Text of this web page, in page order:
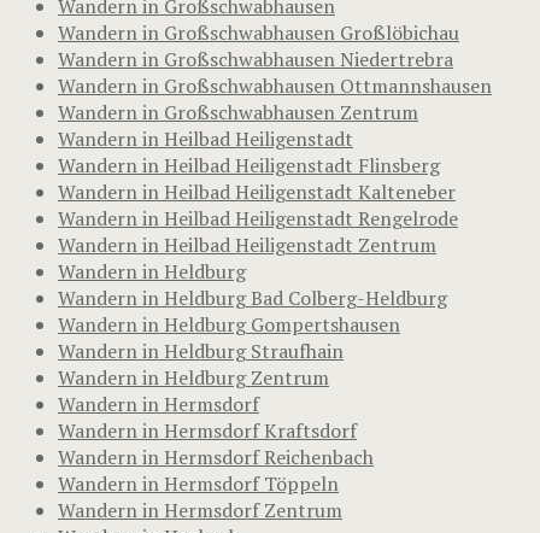
Wandern in Großschwabhausen
Wandern in Großschwabhausen Großlöbichau
Wandern in Großschwabhausen Niedertrebra
Wandern in Großschwabhausen Ottmannshausen
Wandern in Großschwabhausen Zentrum
Wandern in Heilbad Heiligenstadt
Wandern in Heilbad Heiligenstadt Flinsberg
Wandern in Heilbad Heiligenstadt Kalteneber
Wandern in Heilbad Heiligenstadt Rengelrode
Wandern in Heilbad Heiligenstadt Zentrum
Wandern in Heldburg
Wandern in Heldburg Bad Colberg-Heldburg
Wandern in Heldburg Gompertshausen
Wandern in Heldburg Straufhain
Wandern in Heldburg Zentrum
Wandern in Hermsdorf
Wandern in Hermsdorf Kraftsdorf
Wandern in Hermsdorf Reichenbach
Wandern in Hermsdorf Töppeln
Wandern in Hermsdorf Zentrum